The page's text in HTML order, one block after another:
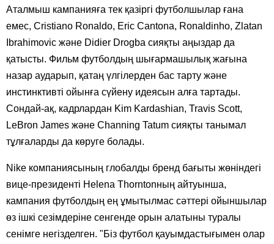
Аталмыш кампанияға тек қазіргі футболшылар ғана
емес, Cristiano Ronaldo, Eric Cantona, Ronaldinho, Zlatan
Ibrahimovic және Didier Drogba сияқты аңыздар да
қатысты. Фильм футболдың шығармашылық жағына
назар аударып, қатаң үлгілерден бас тарту және
инстинктивті ойынға сүйену идеясын алға тартады.
Сондай-ақ, кадрлардан Kim Kardashian, Travis Scott,
LeBron James және Channing Tatum сияқты танымал
тұлғаларды да көруге болады.
Nike компаниясының глобалды бренд бағыты жөніндегі
вице-президенті Helena Thorntonның айтуынша,
кампания футболдың ең ұмытылмас сәттері ойыншылар
өз ішкі сезімдеріне сенгенде орын алатыны туралы
сенімге негізделген. "Біз футбол қауымдастығымен олар